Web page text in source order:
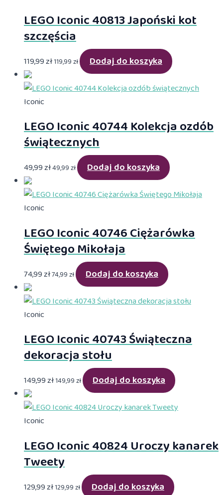
LEGO Iconic 40813 Japoński kot
szczęścia
119,99zł119,99zł Dodaj do koszyka
Iconic
LEGO Iconic 40744 Kolekcja ozdób
świątecznych
49,99zł49,99zł Dodaj do koszyka
Iconic
LEGO Iconic 40746 Ciężarówka
Świętego Mikołaja
74,99zł74,99zł Dodaj do koszyka
Iconic
LEGO Iconic 40743 Świąteczna
dekoracja stołu
149,99zł149,99zł Dodaj do koszyka
Iconic
LEGO Iconic 40824 Uroczy kanarek
Tweety
129,99zł129,99zł Dodaj do koszyka